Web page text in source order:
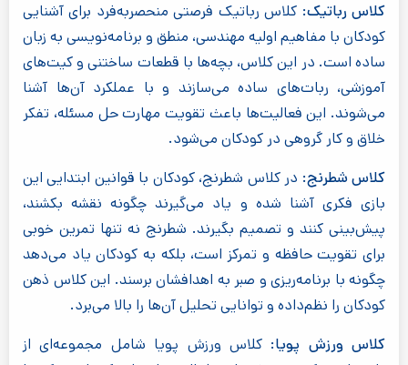
کلاس رباتیک: کلاس رباتیک فرصتی منحصربه‌فرد برای آشنایی
کودکان با مفاهیم اولیه مهندسی، منطق و برنامه‌نویسی به زبان
ساده است. در این کلاس، بچه‌ها با قطعات ساختنی و کیت‌های
آموزشی، ربات‌های ساده می‌سازند و با عملکرد آن‌ها آشنا
می‌شوند. این فعالیت‌ها باعث تقویت مهارت حل مسئله، تفکر
خلاق و کار گروهی در کودکان می‌شود.
کلاس شطرنج: در کلاس شطرنج، کودکان با قوانین ابتدایی این
بازی فکری آشنا شده و یاد می‌گیرند چگونه نقشه بکشند،
پیش‌بینی کنند و تصمیم بگیرند. شطرنج نه تنها تمرین خوبی
برای تقویت حافظه و تمرکز است، بلکه به کودکان یاد می‌دهد
چگونه با برنامه‌ریزی و صبر به اهدافشان برسند. این کلاس ذهن
کودکان را نظم‌داده و توانایی تحلیل آن‌ها را بالا می‌برد.
کلاس ورزش پویا:کلاس ورزش پویا شامل مجموعه‌ای از